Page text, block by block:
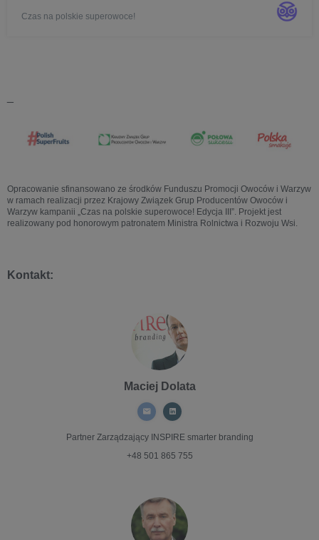
warsztaty dla dzieci. W jednym miej...
Czas na polskie superowoce!
Opracowanie sfinansowano ze środków Funduszu Promocji Owoców i Warzyw
w ramach realizacji przez Krajowy Związek Grup Producentów Owoców i
Warzyw kampanii „Czas na polskie superowoce! Edycja III”. Projekt jest
realizowany pod honorowym patronatem Ministra Rolnictwa i Rozwoju Wsi.
Kontakt:
Maciej Dolata
Partner Zarządzający INSPIRE smarter branding
+48 501 865 755